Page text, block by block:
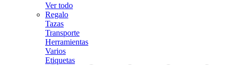
Ver todo
Regalo
Tazas
Transporte
Herramientas
Varios
Etiquetas